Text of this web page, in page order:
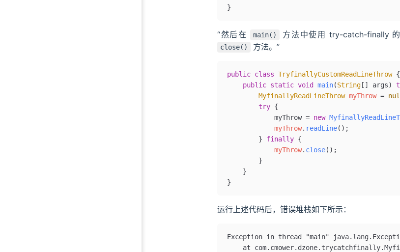
}
“然后在 main() 方法中使用 try-catch-finally
close() 方法。”
public class TryfinallyCustomReadLineThrow {
    public
static void main(String [] args)
        MyfinallyReadLineThrow
myThrow =
        try
{
            myThrow
= new
            myThrow
. readLine();
        }
finally {
            myThrow
. close();
        }
    }
}
运行上述代码后，错误堆栈如下所示：
Exception in thread "main"
at